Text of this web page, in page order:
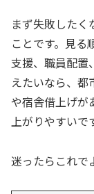
まず失敗した
ことです。見る
支援、職員配置
えたいなら、都
や宿舎借上げが
上がりやすいで
迷ったらこれで